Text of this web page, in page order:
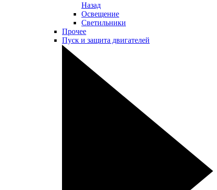
Назад
Освещение
Светильники
Прочее
Пуск и защита двигателей